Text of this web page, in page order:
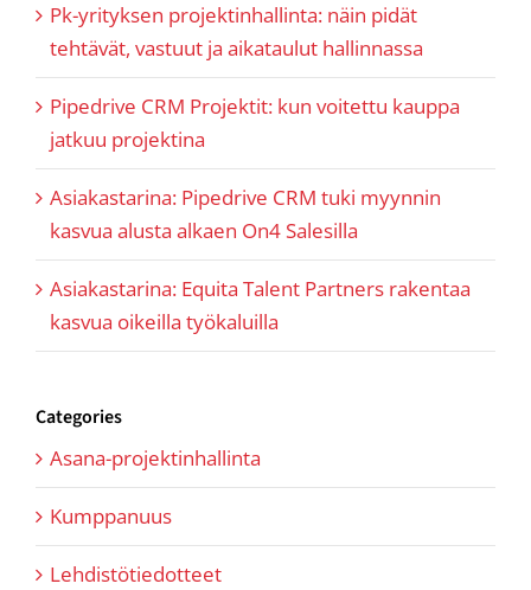
Pk-yrityksen projektinhallinta: näin pidät
tehtävät, vastuut ja aikataulut hallinnassa
Pipedrive CRM Projektit: kun voitettu kauppa
jatkuu projektina
Asiakastarina: Pipedrive CRM tuki myynnin
kasvua alusta alkaen On4 Salesilla
Asiakastarina: Equita Talent Partners rakentaa
kasvua oikeilla työkaluilla
Categories
Asana-projektinhallinta
Kumppanuus
Lehdistötiedotteet